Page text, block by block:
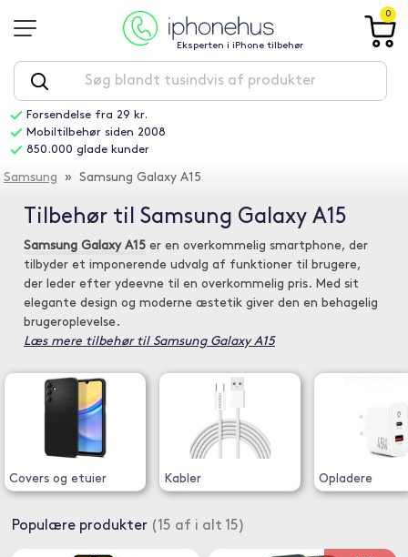
Eksperten i iPhone tilbehør
0
Forsendelse fra 29 kr.
Mobiltilbehør siden 2008
850.000 glade kunder
Samsung » Samsung Galaxy A15
Tilbehør til Samsung Galaxy A15
Samsung Galaxy A15 er en overkommelig smartphone, der
tilbyder et imponerende udvalg af funktioner til brugere,
der leder efter ydeevne til en overkommelig pris. Med sit
elegante design og moderne æstetik giver den en behagelig
brugeroplevelse.
Læs mere tilbehør til Samsung Galaxy A15
Covers og etuier Kabler Opladere
Populære produkter (15 af i alt 15)